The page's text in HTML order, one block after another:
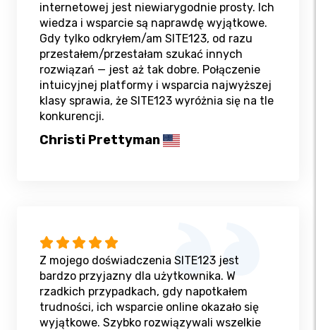
internetowej jest niewiarygodnie prosty. Ich
wiedza i wsparcie są naprawdę wyjątkowe.
Gdy tylko odkryłem/am SITE123, od razu
przestałem/przestałam szukać innych
rozwiązań — jest aż tak dobre. Połączenie
intuicyjnej platformy i wsparcia najwyższej
klasy sprawia, że SITE123 wyróżnia się na tle
konkurencji.
Christi Prettyman
Z mojego doświadczenia SITE123 jest
bardzo przyjazny dla użytkownika. W
rzadkich przypadkach, gdy napotkałem
trudności, ich wsparcie online okazało się
wyjątkowe. Szybko rozwiązywali wszelkie